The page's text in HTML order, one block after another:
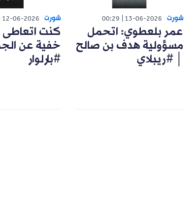
شورت 13-06-2026
00:29
عمر بلعطوي: اتحمل
مسؤولية هدف بن صالح
│ #ريبلاي
شورت 12-06-2026
كنت اتعاطى
خفية عن
#بارلوار